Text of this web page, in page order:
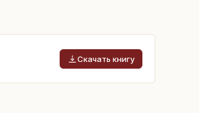
Скачать книгу